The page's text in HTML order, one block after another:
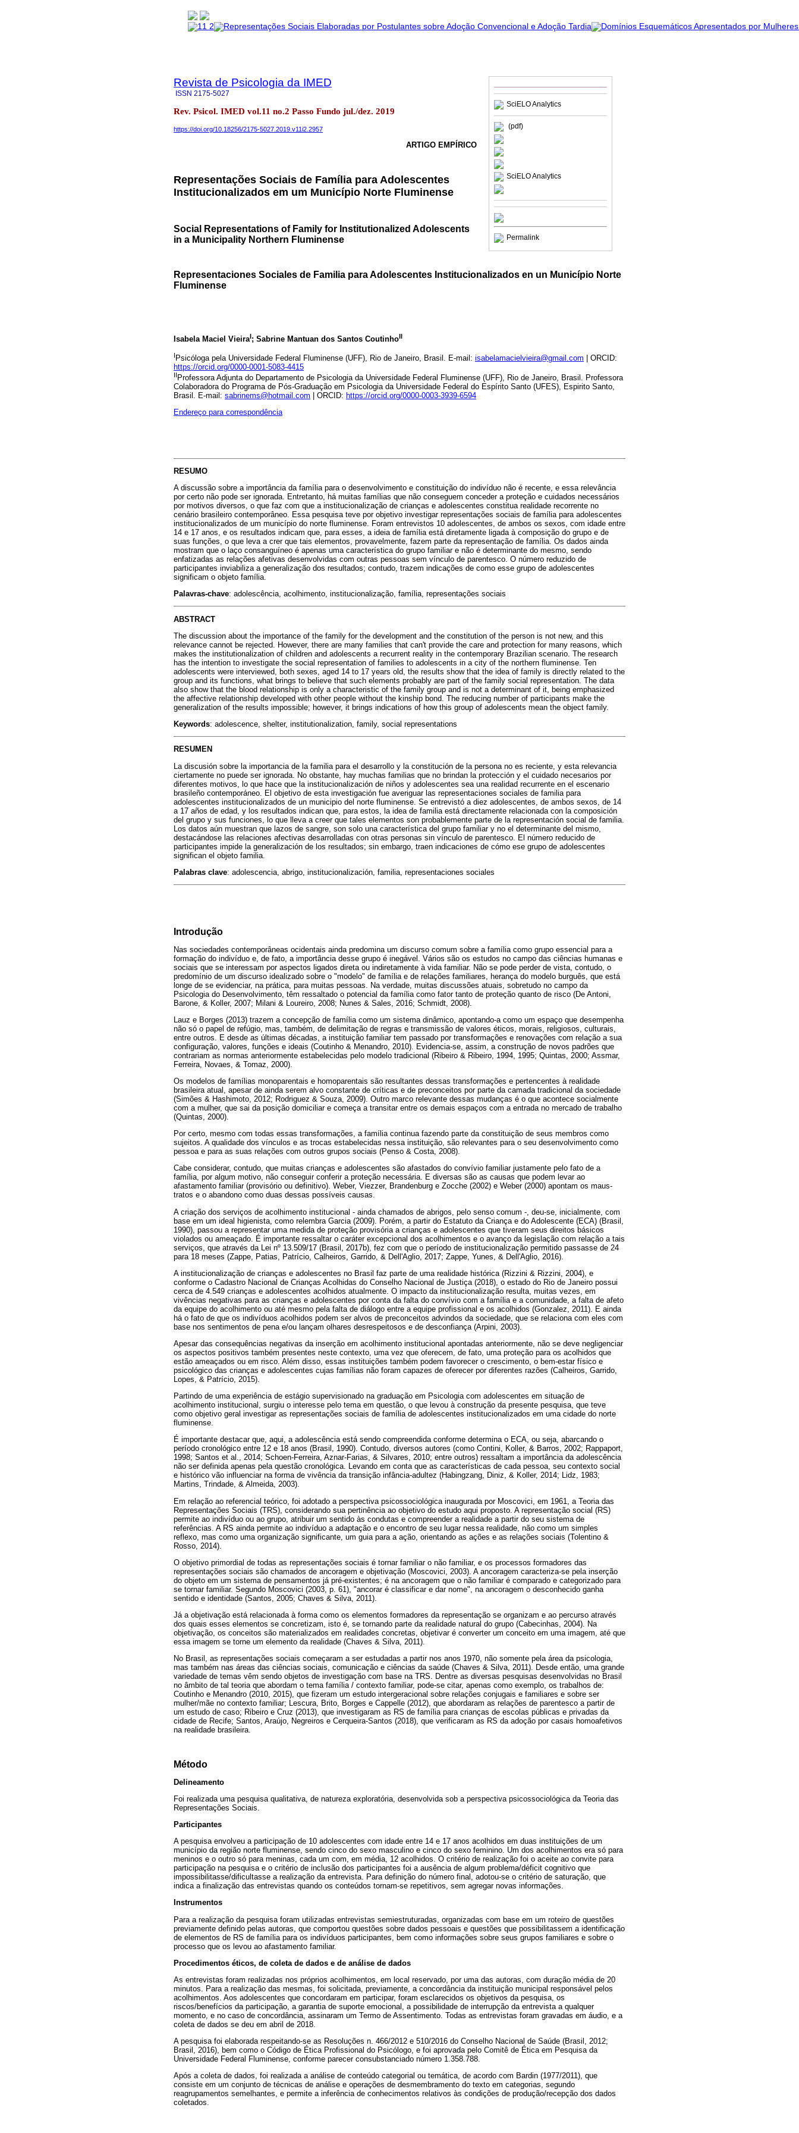
SciELO Analytics
(pdf)
SciELO Analytics
Permalink
Revista de Psicologia da IMED
ISSN 2175-5027
Rev. Psicol. IMED vol.11 no.2 Passo Fundo jul./dez. 2019
https://doi.org/10.18256/2175-5027.2019.v11i2.2957
ARTIGO EMPÍRICO
Representações Sociais de Família para Adolescentes
Institucionalizados em um Município Norte Fluminense
Social Representations of Family for Institutionalized Adolescents
in a Municipality Northern Fluminense
Representaciones Sociales de Familia para Adolescentes Institucionalizados en un Município Norte
Fluminense
Isabela Maciel VieiraI; Sabrine Mantuan dos Santos CoutinhoII
IPsicóloga pela Universidade Federal Fluminense (UFF), Rio de Janeiro, Brasil. E-mail: isabelamacielvieira@gmail.com | ORCID:
https://orcid.org/0000-0001-5083-4415
II Professora Adjunta do Departamento de Psicologia da Universidade Federal Fluminense (UFF), Rio de Janeiro, Brasil. Professora
Colaboradora do Programa de Pós-Graduação em Psicologia da Universidade Federal do Espírito Santo (UFES), Espirito Santo,
Brasil. E-mail: sabrinems@hotmail.com | ORCID: https://orcid.org/0000-0003-3939-6594
Endereço para correspondência
RESUMO
A discussão sobre a importância da família para o desenvolvimento e constituição do indivíduo não é recente, e essa relevância
por certo não pode ser ignorada. Entretanto, há muitas famílias que não conseguem conceder a proteção e cuidados necessários
por motivos diversos, o que faz com que a institucionalização de crianças e adolescentes constitua realidade recorrente no
cenário brasileiro contemporâneo. Essa pesquisa teve por objetivo investigar representações sociais de família para adolescentes
institucionalizados de um município do norte fluminense. Foram entrevistos 10 adolescentes, de ambos os sexos, com idade entre
14 e 17 anos, e os resultados indicam que, para esses, a ideia de família está diretamente ligada à composição do grupo e de
suas funções, o que leva a crer que tais elementos, provavelmente, fazem parte da representação de família. Os dados ainda
mostram que o laço consanguíneo é apenas uma característica do grupo familiar e não é determinante do mesmo, sendo
enfatizadas as relações afetivas desenvolvidas com outras pessoas sem vínculo de parentesco. O número reduzido de
participantes inviabiliza a generalização dos resultados; contudo, trazem indicações de como esse grupo de adolescentes
significam o objeto família.
Palavras-chave: adolescência, acolhimento, institucionalização, família, representações sociais
ABSTRACT
The discussion about the importance of the family for the development and the constitution of the person is not new, and this
relevance cannot be rejected. However, there are many families that can't provide the care and protection for many reasons, which
makes the institutionalization of children and adolescents a recurrent reality in the contemporary Brazilian scenario. The research
has the intention to investigate the social representation of families to adolescents in a city of the northern fluminense. Ten
adolescents were interviewed, both sexes, aged 14 to 17 years old, the results show that the idea of family is directly related to the
group and its functions, what brings to believe that such elements probably are part of the family social representation. The data
also show that the blood relationship is only a characteristic of the family group and is not a determinant of it, being emphasized
the affective relationship developed with other people without the kinship bond. The reducing number of participants make the
generalization of the results impossible; however, it brings indications of how this group of adolescents mean the object family.
Keywords: adolescence, shelter, institutionalization, family, social representations
RESUMEN
La discusión sobre la importancia de la familia para el desarrollo y la constitución de la persona no es reciente, y esta relevancia
ciertamente no puede ser ignorada. No obstante, hay muchas familias que no brindan la protección y el cuidado necesarios por
diferentes motivos, lo que hace que la institucionalización de niños y adolescentes sea una realidad recurrente en el escenario
brasileño contemporáneo. El objetivo de esta investigación fue averiguar las representaciones sociales de familia para
adolescentes institucionalizados de un municipio del norte fluminense. Se entrevistó a diez adolescentes, de ambos sexos, de 14
a 17 años de edad, y los resultados indican que, para estos, la idea de familia está directamente relacionada con la composición
del grupo y sus funciones, lo que lleva a creer que tales elementos son probablemente parte de la representación social de familia.
Los datos aún muestran que lazos de sangre, son solo una característica del grupo familiar y no el determinante del mismo,
destacándose las relaciones afectivas desarrolladas con otras personas sin vínculo de parentesco. El número reducido de
participantes impide la generalización de los resultados; sin embargo, traen indicaciones de cómo ese grupo de adolescentes
significan el objeto familia.
Palabras clave: adolescencia, abrigo, institucionalización, familia, representaciones sociales
Introdução
Nas sociedades contemporâneas ocidentais ainda predomina um discurso comum sobre a família como grupo essencial para a
formação do indivíduo e, de fato, a importância desse grupo é inegável. Vários são os estudos no campo das ciências humanas e
sociais que se interessam por aspectos ligados direta ou indiretamente à vida familiar. Não se pode perder de vista, contudo, o
predomínio de um discurso idealizado sobre o "modelo" de família e de relações familiares, herança do modelo burguês, que está
longe de se evidenciar, na prática, para muitas pessoas. Na verdade, muitas discussões atuais, sobretudo no campo da
Psicologia do Desenvolvimento, têm ressaltado o potencial da família como fator tanto de proteção quanto de risco (De Antoni,
Barone, & Koller, 2007; Milani & Loureiro, 2008; Nunes & Sales, 2016; Schmidt, 2008).
Lauz e Borges (2013) trazem a concepção de família como um sistema dinâmico, apontando-a como um espaço que desempenha
não só o papel de refúgio, mas, também, de delimitação de regras e transmissão de valores éticos, morais, religiosos, culturais,
entre outros. E desde as últimas décadas, a instituição familiar tem passado por transformações e renovações com relação a sua
configuração, valores, funções e ideais (Coutinho & Menandro, 2010). Evidencia-se, assim, a construção de novos padrões que
contrariam as normas anteriormente estabelecidas pelo modelo tradicional (Ribeiro & Ribeiro, 1994, 1995; Quintas, 2000; Assmar,
Ferreira, Novaes, & Tomaz, 2000).
Os modelos de famílias monoparentais e homoparentais são resultantes dessas transformações e pertencentes à realidade
brasileira atual, apesar de ainda serem alvo constante de críticas e de preconceitos por parte da camada tradicional da sociedade
(Simões & Hashimoto, 2012; Rodriguez & Souza, 2009). Outro marco relevante dessas mudanças é o que acontece socialmente
com a mulher, que sai da posição domiciliar e começa a transitar entre os demais espaços com a entrada no mercado de trabalho
(Quintas, 2000).
Por certo, mesmo com todas essas transformações, a família continua fazendo parte da constituição de seus membros como
sujeitos. A qualidade dos vínculos e as trocas estabelecidas nessa instituição, são relevantes para o seu desenvolvimento como
pessoa e para as suas relações com outros grupos sociais (Penso & Costa, 2008).
Cabe considerar, contudo, que muitas crianças e adolescentes são afastados do convívio familiar justamente pelo fato de a
família, por algum motivo, não conseguir conferir a proteção necessária. E diversas são as causas que podem levar ao
afastamento familiar (provisório ou definitivo). Weber, Viezzer, Brandenburg e Zocche (2002) e Weber (2000) apontam os maus-
tratos e o abandono como duas dessas possíveis causas.
A criação dos serviços de acolhimento institucional - ainda chamados de abrigos, pelo senso comum -, deu-se, inicialmente, com
base em um ideal higienista, como relembra Garcia (2009). Porém, a partir do Estatuto da Criança e do Adolescente (ECA) (Brasil,
1990), passou a representar uma medida de proteção provisória a crianças e adolescentes que tiveram seus direitos básicos
violados ou ameaçado. É importante ressaltar o caráter excepcional dos acolhimentos e o avanço da legislação com relação a tais
serviços, que através da Lei nº 13.509/17 (Brasil, 2017b), fez com que o período de institucionalização permitido passasse de 24
para 18 meses (Zappe, Patias, Patrício, Calheiros, Garrido, & Dell'Aglio, 2017; Zappe, Yunes, & Dell'Aglio, 2016).
A institucionalização de crianças e adolescentes no Brasil faz parte de uma realidade histórica (Rizzini & Rizzini, 2004), e
conforme o Cadastro Nacional de Crianças Acolhidas do Conselho Nacional de Justiça (2018), o estado do Rio de Janeiro possui
cerca de 4.549 crianças e adolescentes acolhidos atualmente. O impacto da institucionalização resulta, muitas vezes, em
vivências negativas para as crianças e adolescentes por conta da falta do convívio com a família e a comunidade, a falta de afeto
da equipe do acolhimento ou até mesmo pela falta de diálogo entre a equipe profissional e os acolhidos (Gonzalez, 2011). E ainda
há o fato de que os indivíduos acolhidos podem ser alvos de preconceitos advindos da sociedade, que se relaciona com eles com
base nos sentimentos de pena e/ou lançam olhares desrespeitosos e de desconfiança (Arpini, 2003).
Apesar das consequências negativas da inserção em acolhimento institucional apontadas anteriormente, não se deve negligenciar
os aspectos positivos também presentes neste contexto, uma vez que oferecem, de fato, uma proteção para os acolhidos que
estão ameaçados ou em risco. Além disso, essas instituições também podem favorecer o crescimento, o bem-estar físico e
psicológico das crianças e adolescentes cujas famílias não foram capazes de oferecer por diferentes razões (Calheiros, Garrido,
Lopes, & Patrício, 2015).
Partindo de uma experiência de estágio supervisionado na graduação em Psicologia com adolescentes em situação de
acolhimento institucional, surgiu o interesse pelo tema em questão, o que levou à construção da presente pesquisa, que teve
como objetivo geral investigar as representações sociais de família de adolescentes institucionalizados em uma cidade do norte
fluminense.
É importante destacar que, aqui, a adolescência está sendo compreendida conforme determina o ECA, ou seja, abarcando o
período cronológico entre 12 e 18 anos (Brasil, 1990). Contudo, diversos autores (como Contini, Koller, & Barros, 2002; Rappaport,
1998; Santos et al., 2014; Schoen-Ferreira, Aznar-Farias, & Silvares, 2010; entre outros) ressaltam a importância da adolescência
não ser definida apenas pela questão cronológica. Levando em conta que as características de cada pessoa, seu contexto social
e histórico vão influenciar na forma de vivência da transição infância-adultez (Habingzang, Diniz, & Koller, 2014; Lidz, 1983;
Martins, Trindade, & Almeida, 2003).
Em relação ao referencial teórico, foi adotado a perspectiva psicossociológica inaugurada por Moscovici, em 1961, a Teoria das
Representações Sociais (TRS), considerando sua pertinência ao objetivo do estudo aqui proposto. A representação social (RS)
permite ao indivíduo ou ao grupo, atribuir um sentido às condutas e compreender a realidade a partir do seu sistema de
referências. A RS ainda permite ao indivíduo a adaptação e o encontro de seu lugar nessa realidade, não como um simples
reflexo, mas como uma organização significante, um guia para a ação, orientando as ações e as relações sociais (Tolentino &
Rosso, 2014).
O objetivo primordial de todas as representações sociais é tornar familiar o não familiar, e os processos formadores das
representações sociais são chamados de ancoragem e objetivação (Moscovici, 2003). A ancoragem caracteriza-se pela inserção
do objeto em um sistema de pensamentos já pré-existentes; é na ancoragem que o não familiar é comparado e categorizado para
se tornar familiar. Segundo Moscovici (2003, p. 61), "ancorar é classificar e dar nome", na ancoragem o desconhecido ganha
sentido e identidade (Santos, 2005; Chaves & Silva, 2011).
Já a objetivação está relacionada à forma como os elementos formadores da representação se organizam e ao percurso através
dos quais esses elementos se concretizam, isto é, se tornando parte da realidade natural do grupo (Cabecinhas, 2004). Na
objetivação, os conceitos são materializados em realidades concretas, objetivar é converter um conceito em uma imagem, até que
essa imagem se torne um elemento da realidade (Chaves & Silva, 2011).
No Brasil, as representações sociais começaram a ser estudadas a partir nos anos 1970, não somente pela área da psicologia,
mas também nas áreas das ciências sociais, comunicação e ciências da saúde (Chaves & Silva, 2011). Desde então, uma grande
variedade de temas vêm sendo objetos de investigação com base na TRS. Dentre as diversas pesquisas desenvolvidas no Brasil
no âmbito de tal teoria que abordam o tema família / contexto familiar, pode-se citar, apenas como exemplo, os trabalhos de:
Coutinho e Menandro (2010, 2015), que fizeram um estudo intergeracional sobre relações conjugais e familiares e sobre ser
mulher/mãe no contexto familiar; Lescura, Brito, Borges e Cappelle (2012), que abordaram as relações de parentesco a partir de
um estudo de caso; Ribeiro e Cruz (2013), que investigaram as RS de família para crianças de escolas públicas e privadas da
cidade de Recife; Santos, Araújo, Negreiros e Cerqueira-Santos (2018), que verificaram as RS da adoção por casais homoafetivos
na realidade brasileira.
Método
Delineamento
Foi realizada uma pesquisa qualitativa, de natureza exploratória, desenvolvida sob a perspectiva psicossociológica da Teoria das
Representações Sociais.
Participantes
A pesquisa envolveu a participação de 10 adolescentes com idade entre 14 e 17 anos acolhidos em duas instituições de um
município da região norte fluminense, sendo cinco do sexo masculino e cinco do sexo feminino. Um dos acolhimentos era só para
meninos e o outro só para meninas, cada um com, em média, 12 acolhidos. O critério de realização foi o aceite ao convite para
participação na pesquisa e o critério de inclusão dos participantes foi a ausência de algum problema/déficit cognitivo que
impossibilitasse/dificultasse a realização da entrevista. Para definição do número final, adotou-se o critério de saturação, que
indica a finalização das entrevistas quando os conteúdos tornam-se repetitivos, sem agregar novas informações.
Instrumentos
Para a realização da pesquisa foram utilizadas entrevistas semiestruturadas, organizadas com base em um roteiro de questões
previamente definido pelas autoras, que comportou questões sobre dados pessoais e questões que possibilitassem a identificação
de elementos de RS de família para os indivíduos participantes, bem como informações sobre seus grupos familiares e sobre o
processo que os levou ao afastamento familiar.
Procedimentos éticos, de coleta de dados e de análise de dados
As entrevistas foram realizadas nos próprios acolhimentos, em local reservado, por uma das autoras, com duração média de 20
minutos. Para a realização das mesmas, foi solicitada, previamente, a concordância da instituição municipal responsável pelos
acolhimentos. Aos adolescentes que concordaram em participar, foram esclarecidos os objetivos da pesquisa, os
riscos/benefícios da participação, a garantia de suporte emocional, a possibilidade de interrupção da entrevista a qualquer
momento, e no caso de concordância, assinaram um Termo de Assentimento. Todas as entrevistas foram gravadas em áudio, e a
coleta de dados se deu em abril de 2018.
A pesquisa foi elaborada respeitando-se as Resoluções n. 466/2012 e 510/2016 do Conselho Nacional de Saúde (Brasil, 2012;
Brasil, 2016), bem como o Código de Ética Profissional do Psicólogo, e foi aprovada pelo Comitê de Ética em Pesquisa da
Universidade Federal Fluminense, conforme parecer consubstanciado número 1.358.788.
Após a coleta de dados, foi realizada a análise de conteúdo categorial ou temática, de acordo com Bardin (1977/2011), que
consiste em um conjunto de técnicas de análise e operações de desmembramento do texto em categorias, segundo
reagrupamentos semelhantes, e permite a inferência de conhecimentos relativos às condições de produção/recepção dos dados
coletados.